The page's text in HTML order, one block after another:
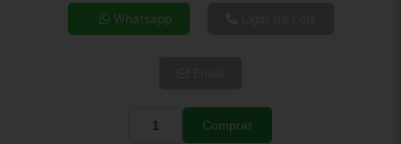
4x de R$ 13,86
5x de R$ 11,23
Whatsapp
Quantidade
Comprar